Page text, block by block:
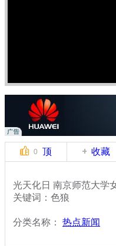
0 顶 收藏
光天化日 南京师范大学
关键词：色狼
分类名称： 热点新闻